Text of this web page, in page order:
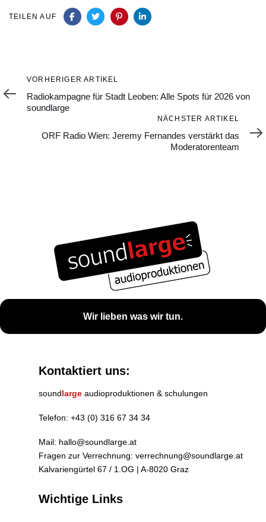
TEILEN AUF
Vorheriger
Artikel
VORHERIGER ARTIKEL
Radiokampagne für Stadt Leoben: Alle Spots für 2026 von
soundlarge
NÄCHSTER ARTIKEL
ORF Radio Wien: Jeremy Fernandes verstärkt das
Moderatorenteam
Wir lieben was wir tun.
Kontaktiert uns:
soundlarge audioproduktionen & schulungen
Telefon: +43 (0) 316 67 34 34
Mail: hallo@soundlarge.at
Fragen zur Verrechnung: verrechnung@soundlarge.at
Kalvariengürtel 67 / 1.OG | A-8020 Graz
Wichtige Links